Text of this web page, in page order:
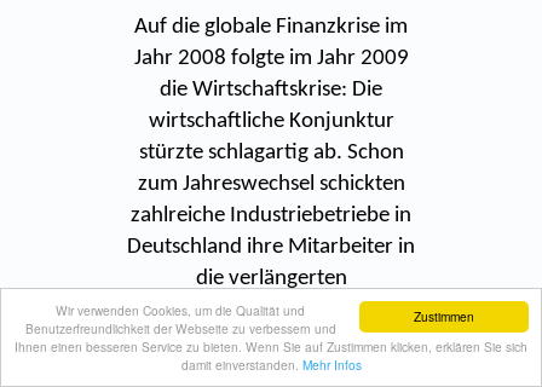
Zustimmen
Wir verwenden Cookies, um die Qualität und
Benutzerfreundlichkeit der Webseite zu verbessern und
Ihnen einen besseren Service zu bieten. Wenn Sie auf Zustimmen klicken, erklären Sie sich
damit einverstanden. Mehr Infos
Auf die globale Finanzkrise im
Jahr 2008 folgte im Jahr 2009
die Wirtschaftskrise: Die
wirtschaftliche Konjunktur
stürzte schlagartig ab. Schon
zum Jahreswechsel schickten
zahlreiche Industriebetriebe in
Deutschland ihre Mitarbeiter in
die verlängerten
Weihnachtsferien. Im Januar
2009 ging die deutsche
Industrieproduktion im